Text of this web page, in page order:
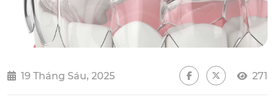
19 Tháng Sáu, 2025 271